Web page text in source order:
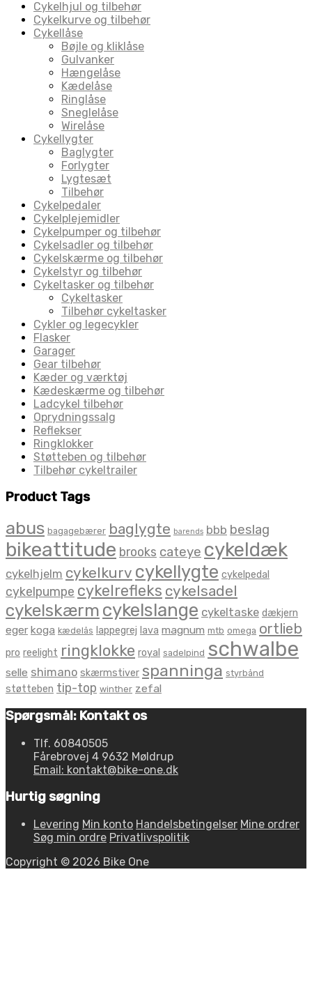
Cykelhjul og tilbehør
Cykelkurve og tilbehør
Cykellåse
Bøjle og kliklåse
Gulvanker
Hængelåse
Kædelåse
Ringlåse
Sneglelåse
Wirelåse
Cykellygter
Baglygter
Forlygter
Lygtesæt
Tilbehør
Cykelpedaler
Cykelplejemidler
Cykelpumper og tilbehør
Cykelsadler og tilbehør
Cykelskærme og tilbehør
Cykelstyr og tilbehør
Cykeltasker og tilbehør
Cykeltasker
Tilbehør cykeltasker
Cykler og legecykler
Flasker
Garager
Gear tilbehør
Kæder og værktøj
Kædeskærme og tilbehør
Ladcykel tilbehør
Oprydningssalg
Reflekser
Ringklokker
Støtteben og tilbehør
Tilbehør cykeltrailer
Product Tags
abus bagagebærer baglygte barends bbb beslag
bikeattitude brooks cateye cykeldæk
cykelhjelm cykelkurv cykellygte cykelpedal
cykelpumpe cykelrefleks cykelsadel
cykelskærm cykelslange cykeltaske dækjern
eger koga kædelås lappegrej lava magnum mtb omega ortlieb
pro reelight ringklokke royal sadelpind schwalbe
selle shimano skærmstiver spanninga styrbånd
støtteben tip-top winther zefal
Spørgsmål: Kontakt os
Tlf. 60840505
Fårebrovej 4 9632 Møldrup
Email: kontakt@bike-one.dk
Hurtig søgning
Levering Min konto Handelsbetingelser Mine ordrer
Søg min ordre Privatlivspolitik
Copyright © 2026 Bike One